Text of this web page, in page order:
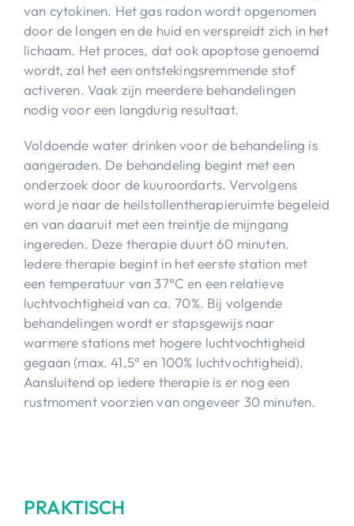
van cytokinen. Het gas radon wordt opgenomen
door de longen en de huid en verspreidt zich in het
lichaam. Het proces, dat ook apoptose genoemd
wordt, zal het een ontstekingsremmende stof
activeren. Vaak zijn meerdere behandelingen
nodig voor een langdurig resultaat.
Voldoende water drinken voor de behandeling is
aangeraden. De behandeling begint met een
onderzoek door de kuuroordarts. Vervolgens
word je naar de heilstollentherapieruimte begeleid
en van daaruit met een treintje de mijngang
ingereden. Deze therapie duurt 60 minuten.
Iedere therapie begint in het eerste station met
een temperatuur van 37°C en een relatieve
luchtvochtigheid van ca. 70%. Bij volgende
behandelingen wordt er stapsgewijs naar
warmere stations met hogere luchtvochtigheid
gegaan (max. 41,5° en 100% luchtvochtigheid).
Aansluitend op iedere therapie is er nog een
rustmoment voorzien van ongeveer 30 minuten.
PRAKTISCH